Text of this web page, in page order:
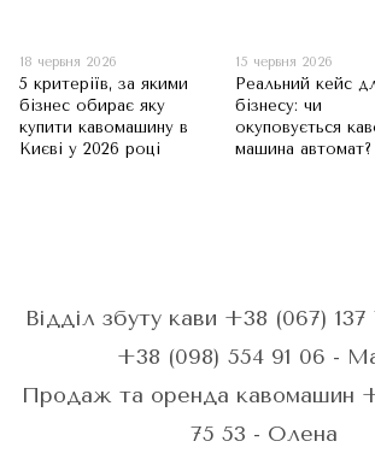
18 червня 2026
5 критеріїв, за якими
бізнес обирає яку
купити кавомашину в
Києві у 2026 році
15 червня 2026
Реальний кейс
бізнесу: чи
окуповується
машина автомат?
Відділ збуту кави +38 (067)
+38 (098) 554 91 06 -
Продаж та оренда кавомашин
75 53 - Олена